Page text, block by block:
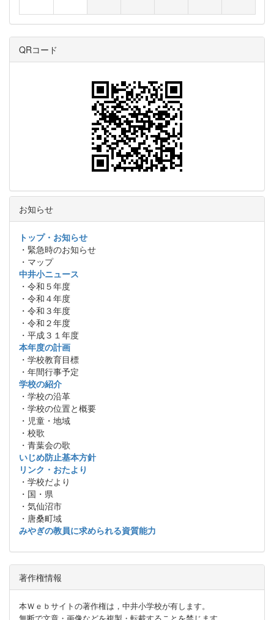
QRコード
お知らせ
トップ・お知らせ
・緊急時のお知らせ
・マップ
中井小ニュース
・令和５年度
・令和４年度
・令和３年度
・令和２年度
・平成３１年度
本年度の計画
・学校教育目標
・年間行事予定
学校の紹介
・学校の沿革
・学校の位置と概要
・児童・地域
・校歌
・青葉会の歌
いじめ防止基本方針
リンク・おたより
・学校だより
・国・県
・気仙沼市
・唐桑町域
みやぎの教員に求められる資質能力
著作権情報
本Ｗｅｂサイトの著作権は，中井小学校が有します。